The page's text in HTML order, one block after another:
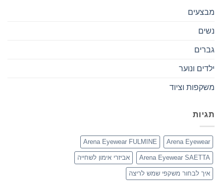
מבצעים
נשים
גברים
ילדים ונוער
משקפות וציוד
תגיות
Arena Eyewear
Arena Eyewear FULMINE
Arena Eyewear SAETTA אביזרי אימון לשחייה
איך לבחור משקפי שמש לריצה